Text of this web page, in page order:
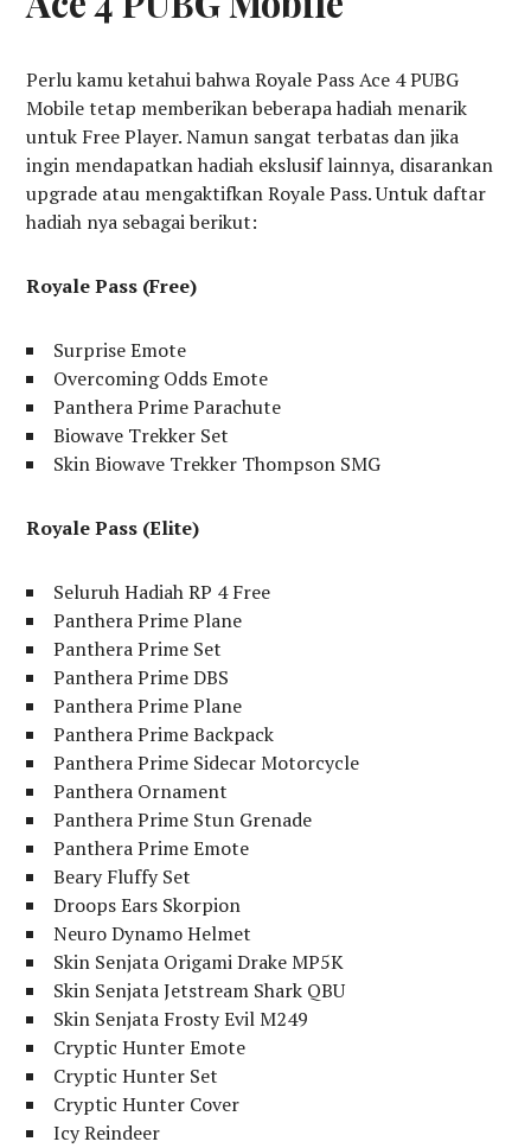
Perlu kamu ketahui bahwa Royale Pass Ace 4 PUBG
Mobile tetap memberikan beberapa hadiah menarik
untuk Free Player. Namun sangat terbatas dan jika
ingin mendapatkan hadiah ekslusif lainnya, disarankan
upgrade atau mengaktifkan Royale Pass. Untuk daftar
hadiah nya sebagai berikut:
Royale Pass (Free)
Surprise Emote
Overcoming Odds Emote
Panthera Prime Parachute
Biowave Trekker Set
Skin Biowave Trekker Thompson SMG
Royale Pass (Elite)
Seluruh Hadiah RP 4 Free
Panthera Prime Plane
Panthera Prime Set
Panthera Prime DBS
Panthera Prime Plane
Panthera Prime Backpack
Panthera Prime Sidecar Motorcycle
Panthera Ornament
Panthera Prime Stun Grenade
Panthera Prime Emote
Beary Fluffy Set
Droops Ears Skorpion
Neuro Dynamo Helmet
Skin Senjata Origami Drake MP5K
Skin Senjata Jetstream Shark QBU
Skin Senjata Frosty Evil M249
Cryptic Hunter Emote
Cryptic Hunter Set
Cryptic Hunter Cover
Icy Reindeer